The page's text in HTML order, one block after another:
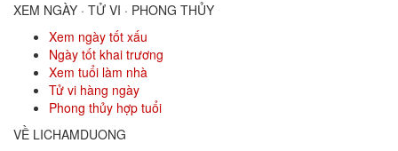
XEM NGÀY · TỬ VI · PHONG THỦY
Xem ngày tốt xấu
Ngày tốt khai trương
Xem tuổi làm nhà
Tử vi hàng ngày
Phong thủy hợp tuổi
VỀ LICHAMDUONG